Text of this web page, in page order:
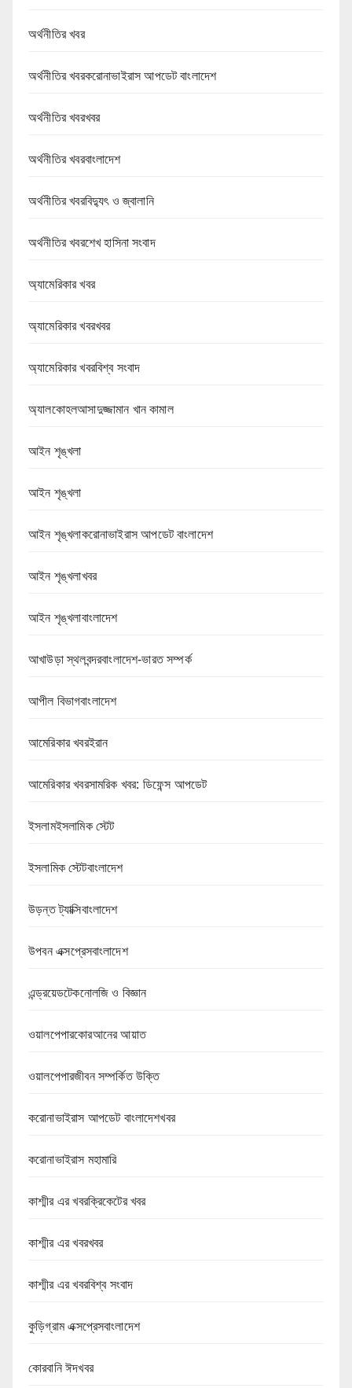
অর্থনীতির খবর
অর্থনীতির খবরকরোনাভাইরাস আপডেট বাংলাদেশ
অর্থনীতির খবরখবর
অর্থনীতির খবরবাংলাদেশ
অর্থনীতির খবরবিদ্যুৎ ও জ্বালানি
অর্থনীতির খবরশেখ হাসিনা সংবাদ
অ্যামেরিকার খবর
অ্যামেরিকার খবরখবর
অ্যামেরিকার খবরবিশ্ব সংবাদ
অ্যালকোহলআসাদুজ্জামান খান কামাল
আইন শৃঙ্খলা
আইন শৃঙ্খলা
আইন শৃঙ্খলাকরোনাভাইরাস আপডেট বাংলাদেশ
আইন শৃঙ্খলাখবর
আইন শৃঙ্খলাবাংলাদেশ
আখাউড়া স্থলবন্দরবাংলাদেশ-ভারত সম্পর্ক
আপীল বিভাগবাংলাদেশ
আমেরিকার খবরইরান
আমেরিকার খবরসামরিক খবর: ডিফেন্স আপডেট
ইসলামইসলামিক স্টেট
ইসলামিক স্টেটবাংলাদেশ
উড়ন্ত ট্যাক্সিবাংলাদেশ
উপবন এক্সপ্রেসবাংলাদেশ
এন্ড্রয়েডটেকনোলজি ও বিজ্ঞান
ওয়ালপেপারকোরআনের আয়াত
ওয়ালপেপারজীবন সম্পর্কিত উক্তি
করোনাভাইরাস আপডেট বাংলাদেশখবর
করোনাভাইরাস মহামারি
কাশ্মীর এর খবরক্রিকেটের খবর
কাশ্মীর এর খবরখবর
কাশ্মীর এর খবরবিশ্ব সংবাদ
কুড়িগ্রাম এক্সপ্রেসবাংলাদেশ
কোরবানি ঈদখবর